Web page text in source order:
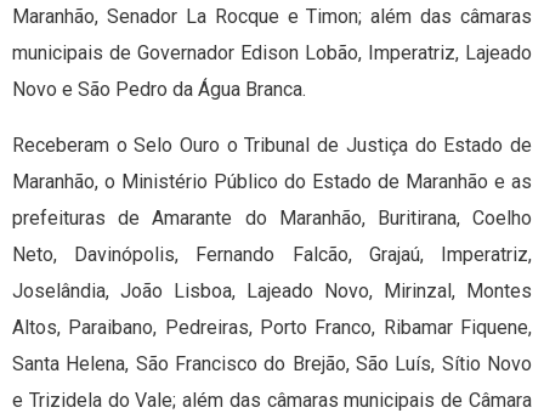
Maranhão, Senador La Rocque e Timon; além das câmaras
municipais de Governador Edison Lobão, Imperatriz, Lajeado
Novo e São Pedro da Água Branca.
Receberam o Selo Ouro o Tribunal de Justiça do Estado de
Maranhão, o Ministério Público do Estado de Maranhão e as
prefeituras de Amarante do Maranhão, Buritirana, Coelho
Neto, Davinópolis, Fernando Falcão, Grajaú, Imperatriz,
Joselândia, João Lisboa, Lajeado Novo, Mirinzal, Montes
Altos, Paraibano, Pedreiras, Porto Franco, Ribamar Fiquene,
Santa Helena, São Francisco do Brejão, São Luís, Sítio Novo
e Trizidela do Vale; além das câmaras municipais de Câmara